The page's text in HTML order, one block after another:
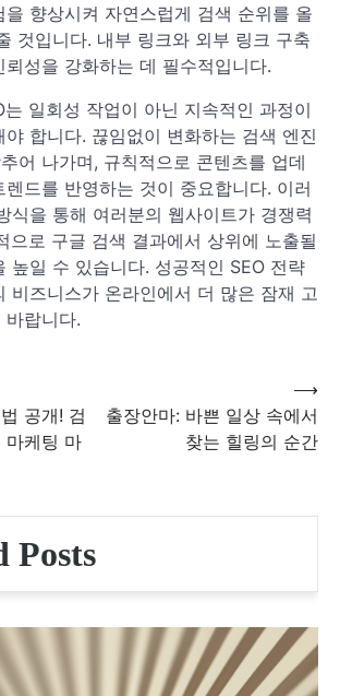
을 향상시켜 자연스럽게 검색 순위를 올
것입니다. 내부 링크와 외부 링크 구축
성을 강화하는 데 필수적입니다.
는 일회성 작업이 아닌 지속적인 과정이
합니다. 끊임없이 변화하는 검색 엔진
어 나가며, 규칙적으로 콘텐츠를 업데
드를 반영하는 것이 중요합니다. 이러
식을 통해 여러분의 웹사이트가 경쟁력
으로 구글 검색 결과에서 상위에 노출될
높일 수 있습니다. 성공적인 SEO 전략
비즈니스가 온라인에서 더 많은 잠재 고
바랍니다.
공개! 검
마케팅 마
출장안마: 바쁜 일상 속에서
찾는 힐링의 순간
⟶
Posts